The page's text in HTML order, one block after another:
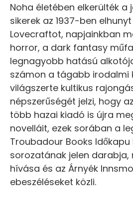
Noha életében elkerülték a
sikerek az 1937-ben
Lovecraftot, napjainkban
horror, a dark fantasy
legnagyobb hatású
számon a tágabb irodalmi
világszerte kultikus
népszerűségét jelzi, hogy
több hazai kiadó is újra
novelláit, ezek sorában a
Troubadour Books Időkapu
sorozatának jelen darabja,
hívása és az Árnyék
ebeszéléseket közli.